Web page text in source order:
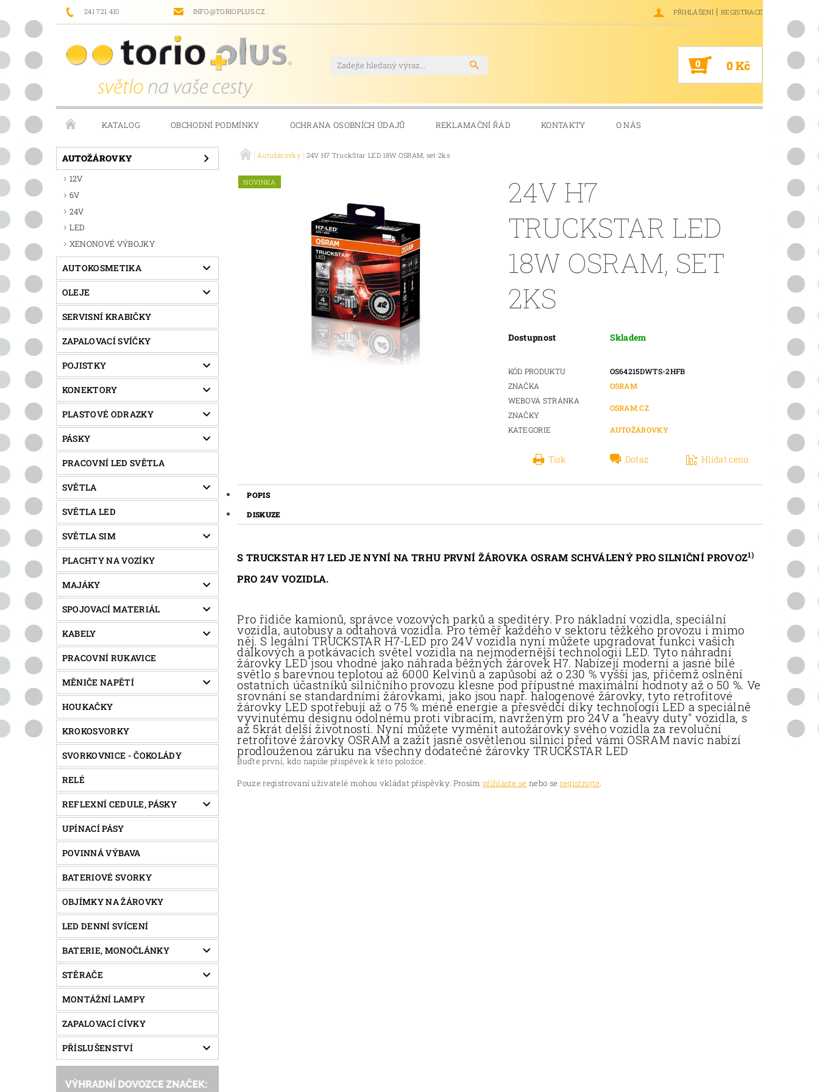
241 721 410 INFO@TORIOPLUS.CZ PŘIHLÁŠENÍ | REGISTRACE
0 0 Kč
KATALOG OBCHODNÍ PODMÍNKY OCHRANA OSOBNÍCH ÚDAJŮ REKLAMAČNÍ ŘÁD KONTAKTY O NÁS
PRODÁVANÉ ZNAČKY NAPIŠTE NÁM
AUTOŽÁROVKY
12V
6V
24V
LED
XENONOVÉ VÝBOJKY
AUTOKOSMETIKA
OLEJE
SERVISNÍ KRABIČKY
ZAPALOVACÍ SVÍČKY
POJISTKY
KONEKTORY
PLASTOVÉ ODRAZKY
PÁSKY
PRACOVNÍ LED SVĚTLA
SVĚTLA
SVĚTLA LED
SVĚTLA SIM
PLACHTY NA VOZÍKY
MAJÁKY
SPOJOVACÍ MATERIÁL
KABELY
PRACOVNÍ RUKAVICE
MĚNIČE NAPĚTÍ
HOUKAČKY
KROKOSVORKY
SVORKOVNICE - ČOKOLÁDY
RELÉ
REFLEXNÍ CEDULE, PÁSKY
UPÍNACÍ PÁSY
POVINNÁ VÝBAVA
BATERIOVÉ SVORKY
OBJÍMKY NA ŽÁROVKY
LED DENNÍ SVÍCENÍ
BATERIE, MONOČLÁNKY
STĚRAČE
MONTÁŽNÍ LAMPY
ZAPALOVACÍ CÍVKY
PŘÍSLUŠENSTVÍ
Autožárovky 24V H7 TruckStar LED 18W OSRAM, set 2ks
NOVINKA
24V H7
TRUCKSTAR LED
18W OSRAM, SET
2KS
Dostupnost Skladem
KÓD PRODUKTU
OS64215DWTS-2HFB
ZNAČKA
OSRAM
WEBOVÁ STRÁNKA
ZNAČKY
OSRAM.CZ
KATEGORIE AUTOŽÁROVKY
Tisk Dotaz Hlídat cenu
POPIS
DISKUZE
S TRUCKSTAR H7 LED JE NYNÍ NA TRHU PRVNÍ ŽÁROVKA OSRAM SCHVÁLENÝ PRO SILNIČNÍ PROVOZ1)
PRO 24V VOZIDLA.
Pro řidiče kamionů, správce vozových parků a speditéry. Pro nákladní vozidla, speciální
vozidla, autobusy a odtahová vozidla. Pro téměř každého v sektoru těžkého provozu i mimo
něj. S legální TRUCKSTAR H7-LED pro 24V vozidla nyní můžete upgradovat funkci vašich
dálkových a potkávacích světel vozidla na nejmodernější technologii LED. Tyto náhradní
žárovky LED jsou vhodné jako náhrada běžných žárovek H7. Nabízejí moderní a jasné bílé
světlo s barevnou teplotou až 6000 Kelvinů a zapůsobí až o 230 % vyšší jas, přičemž oslnění
ostatních účastníků silničního provozu klesne pod přípustné maximální hodnoty až o 50 %. Ve
srovnání se standardními žárovkami, jako jsou např. halogenové žárovky, tyto retrofitové
žárovky LED spotřebují až o 75 % méně energie a přesvědčí díky technologii LED a speciálně
vyvinutému designu odolnému proti vibracím, navrženým pro 24V a "heavy duty" vozidla, s
až 5krát delší životností. Nyní můžete vyměnit autožárovky svého vozidla za revoluční
retrofitové žárovky OSRAM a zažít jasně osvětlenou silnici před vámi OSRAM navíc nabízí
prodlouženou záruku na všechny dodatečné žárovky TRUCKSTAR LED
Buďte první, kdo napíše příspěvek k této položce.
Pouze registrovaní uživatelé mohou vkládat příspěvky. Prosím přihlaste se nebo se registrujte.